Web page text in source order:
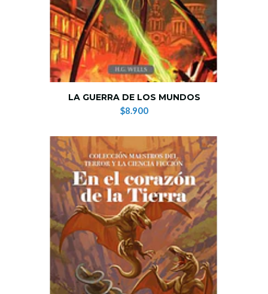
LA GUERRA DE LOS MUNDOS
$8.900